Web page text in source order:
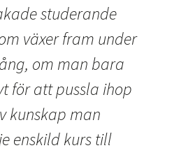
studerande
växer fram under
om man bara
för att pussla ihop
kunskap man
enskild kurs till